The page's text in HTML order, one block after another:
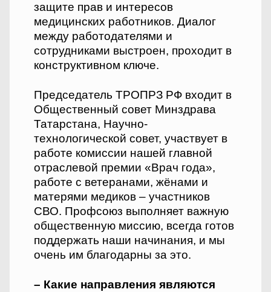
защите прав и интересов
медицинских работников. Диалог
между работодателями и
сотрудниками выстроен, проходит в
конструктивном ключе.
Председатель ТРОПРЗ РФ входит в
Общественный совет Минздрава
Татарстана, Научно-
технологической совет, участвует в
работе комиссии нашей главной
отраслевой премии «Врач года»,
работе с ветеранами, жёнами и
матерями медиков – участников
СВО. Профсоюз выполняет важную
общественную миссию, всегда готов
поддержать наши начинания, и мы
очень им благодарны за это.
– Какие направления являются